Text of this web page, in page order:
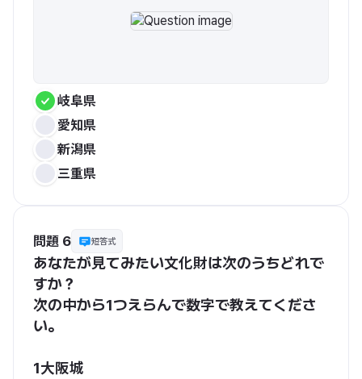
岐阜県
愛知県
新潟県
三重県
問題 6 短答式
あなたが見てみたい文化財は次のうちどれで
すか？
次の中から1つえらんで数字で教えてくださ
い。
1大阪城